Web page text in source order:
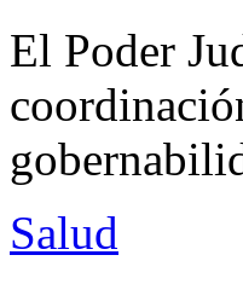
El Poder
Salud